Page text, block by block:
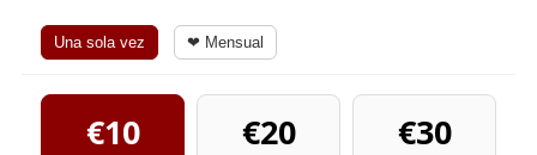
Una sola vez ❤ Mensual
€10 €20
€30